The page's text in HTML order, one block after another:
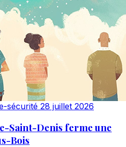
sécurité 28 juillet 2026
Saint-Denis ferme une
Bois